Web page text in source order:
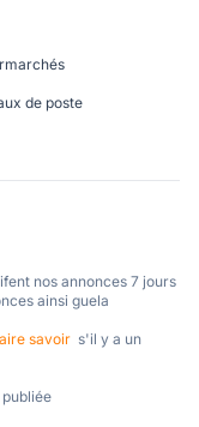
de poste
nos annonces 7 jours
ainsi guela
savoir
  s'il y a un